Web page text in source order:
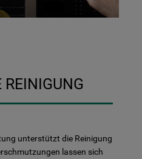
REINIGUNG
unterstützt die Reinigung
lassen sich